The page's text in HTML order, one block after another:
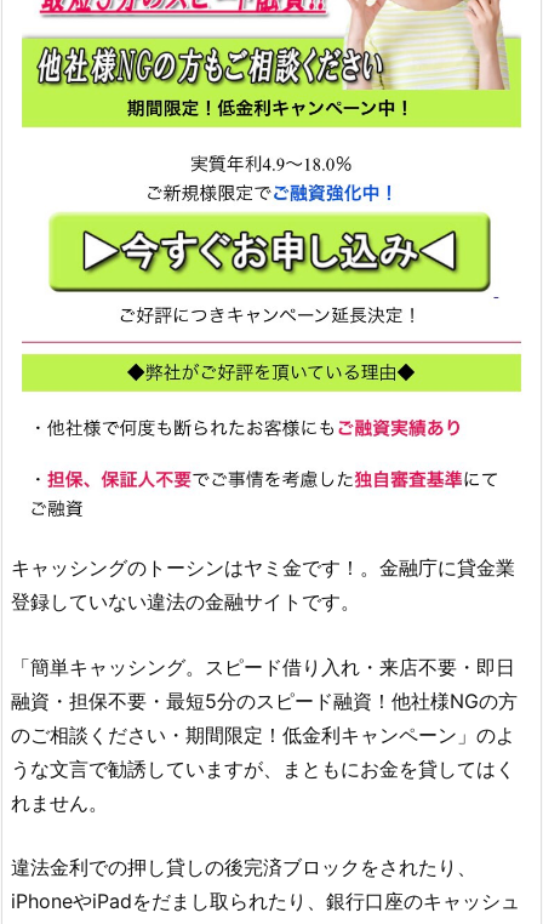
キャッシングのトーシンはヤミ金です！。金融庁に貸金業
登録していない違法の金融サイトです。
「簡単キャッシング。スピード借り入れ・来店不要・即日
融資・担保不要・最短5分のスピード融資！他社様NGの方
のご相談ください・期間限定！低金利キャンペーン」のよ
うな文言 で勧誘していますが、まともにお金を貸してはく
れません。
違法金利での押し貸しの後完済ブロックをされたり、
iPhoneやiPadをだまし取られたり、銀行口座のキャッシュ